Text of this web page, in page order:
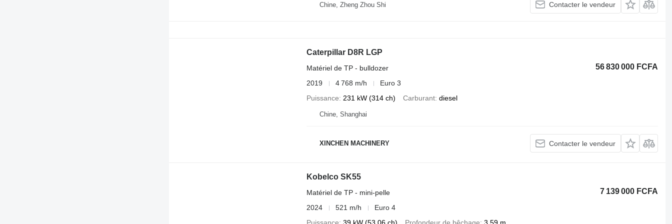
Chine, Zheng Zhou Shi Contacter le vendeur
Caterpillar D8R LGP
56 830 000 FCFA
Matériel de TP - bulldozer
2019
4 768 m/h
Euro 3
Puissance
231 kW (314 ch) Carburant diesel
Chine, Shanghai
XINCHEN MACHINERY Contacter le vendeur
Kobelco SK55
7 139 000 FCFA
Matériel de TP - mini-pelle
2024
521 m/h
Euro 4